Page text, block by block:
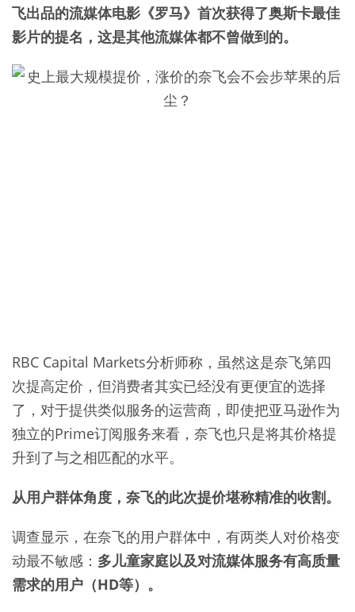
飞出品的流媒体电影《罗马》首次获得了奥斯卡最佳
影片的提名，这是其他流媒体都不曾做到的。
RBC Capital Markets分析师称，虽然这是奈飞第四
次提高定价，但消费者其实已经没有更便宜的选择
了，对于提供类似服务的运营商，即使把亚马逊作为
独立的Prime订阅服务来看，奈飞也只是将其价格提
升到了与之相匹配的水平。
从用户群体角度，奈飞的此次提价堪称精准的收割。
调查显示，在奈飞的用户群体中，有两类人对价格变
动最不敏感： 多儿童家庭以及对流媒体服务有高质量
需求的用户（HD等）。